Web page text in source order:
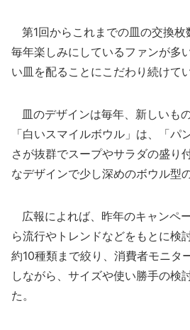
第1回からこれまでの皿の交換枚
毎年楽しみにしているファンが多
い皿を配ることにこだわり続けてい
皿のデザインは毎年、新しいも
「白いスマイルボウル」は、「パ
さが抜群でスープやサラダの盛り
なデザインで少し深めのボウル型
広報によれば、昨年のキャンペ
ら流行やトレンドなどをもとに検
約10種類まで絞り、消費者モニタ
しながら、サイズや使い勝手の検
た。